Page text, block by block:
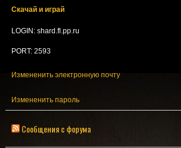
Скачай и играй
LOGIN: shard.fl.pp.ru
PORT: 2593
Измененить электронную почту
Измененить пароль
Сообщения с форума